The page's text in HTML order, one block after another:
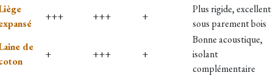
+++ +++ +
Plus rigide, excellent
sous parement bois
de
+ +++ +
Bonne acoustique,
isolant
complémentaire